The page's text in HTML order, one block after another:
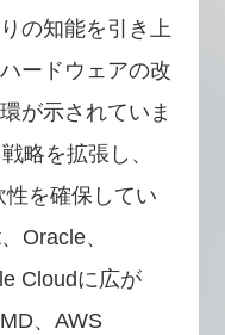
の知能を引き上
ードウェアの改
が示されていま
略を拡張し、
を確保してい
Oracle、
Cloudに広が
、AWS